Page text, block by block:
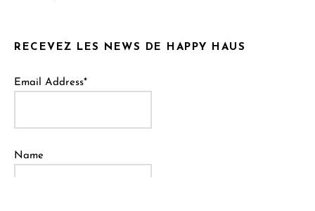
RECEVEZ LES NEWS DE HAPPY HAUS
Email Address*
Name